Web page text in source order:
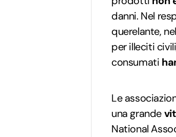
danni. Nel
querelante,
per illeciti
consumati
Le
una grande
National